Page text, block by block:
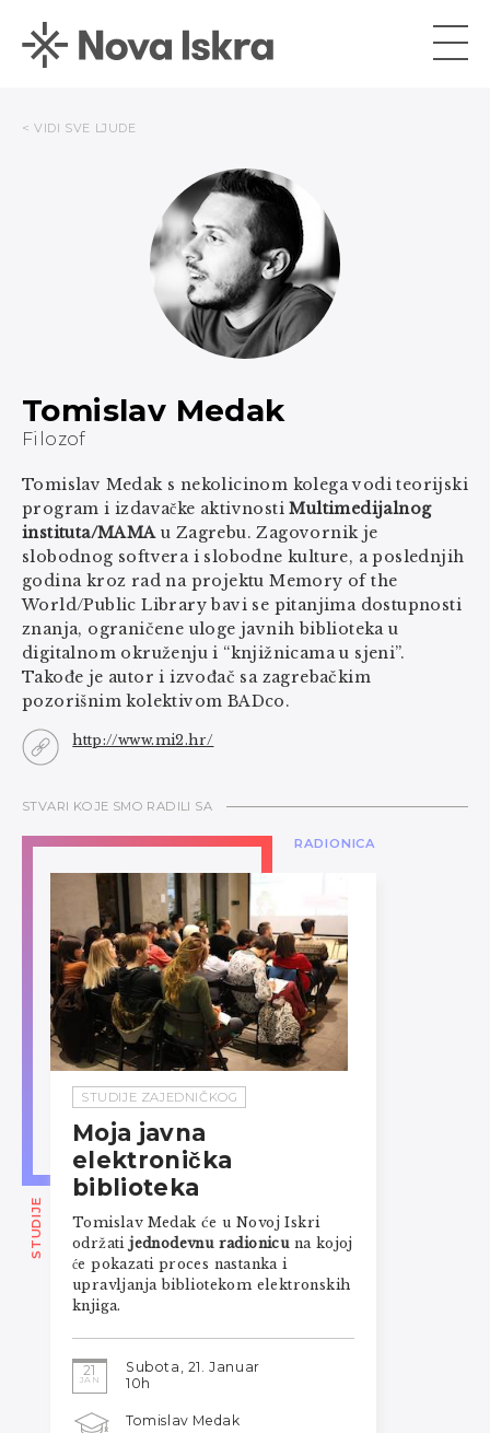
< VIDI SVE LJUDE
Tomislav Medak
Filozof
Tomislav Medak s nekolicinom kolega vodi teorijski
program i izdavačke aktivnostiMultimedijalnog
instituta/MAMAu Zagrebu. Zagovornik je
slobodnog softvera i slobodne kulture, a poslednjih
godina kroz rad na projektu Memory of the
World/Public Library bavi se pitanjima dostupnosti
znanja, ograničene uloge javnih biblioteka u
digitalnom okruženju i “knjižnicama u sjeni”.
Takođe je autor i izvođač sa zagrebačkim
pozorišnim kolektivom BADco.
http://www.mi2.hr/
STVARI KOJE SMO RADILI SA
RADIONICA
STUDIJE
STUDIJE ZAJEDNIČKOG
Moja javna
elektronička
biblioteka
Tomislav Medak će u Novoj Iskri
održatijednodevnu radionicuna kojoj
će pokazati proces nastanka i
upravljanja bibliotekom elektronskih
knjiga.
21
JAN
Subota, 21. Januar
10h
Tomislav Medak